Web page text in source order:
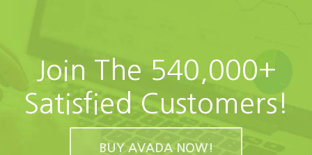
Join The 540,000+
Satisfied Customers!
BUY AVADA NOW!